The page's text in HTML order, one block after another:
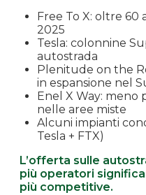
Free To X: oltre
2025
Tesla: colonnine
autostrada
Plenitude on the
in espansione nel
Enel X Way: meno
nelle aree miste
Alcuni impianti
Tesla + FTX)
L’offerta sulle
più operatori
più competitive.